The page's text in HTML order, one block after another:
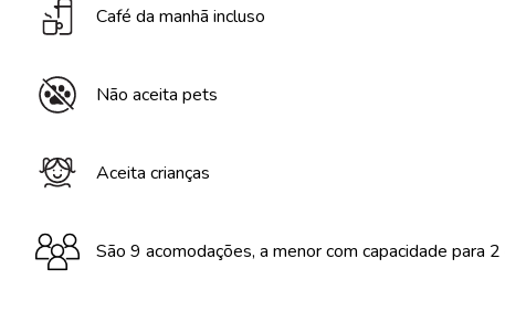
Café da manhã incluso
Não aceita pets
Aceita crianças
São 9 acomodações, a menor com capacidade para